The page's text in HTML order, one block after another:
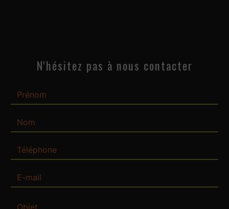
N'hésitez pas à nous contacter